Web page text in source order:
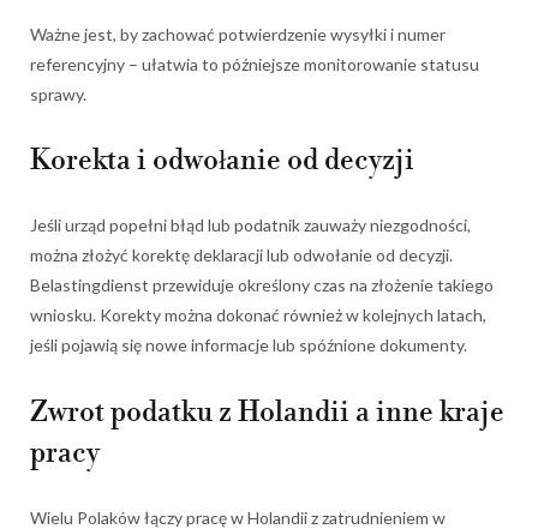
Ważne jest, by zachować potwierdzenie wysyłki i numer
referencyjny – ułatwia to późniejsze monitorowanie statusu
sprawy.
Korekta i odwołanie od decyzji
Jeśli urząd popełni błąd lub podatnik zauważy niezgodności,
można złożyć korektę deklaracji lub odwołanie od decyzji.
Belastingdienst przewiduje określony czas na złożenie takiego
wniosku. Korekty można dokonać również w kolejnych latach,
jeśli pojawią się nowe informacje lub spóźnione dokumenty.
Zwrot podatku z Holandii a inne kraje
pracy
Wielu Polaków łączy pracę w Holandii z zatrudnieniem w